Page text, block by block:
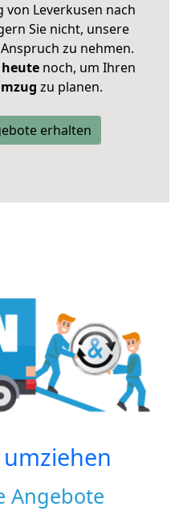
von Leverkusen nach
Sie nicht, unsere
zu nehmen.
noch, um Ihren
zu planen.
erhalten
Angebote